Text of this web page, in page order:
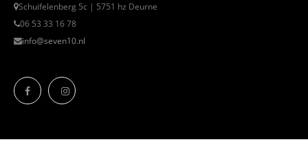
Schuifelenberg 5c | 5751 hz Deurne
06 53 33 16 78
info@seven10.nl